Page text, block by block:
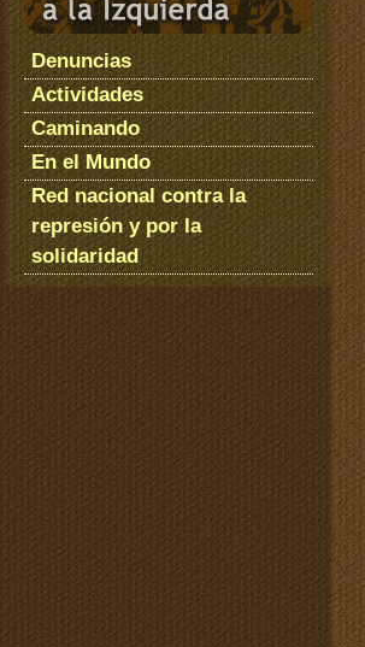
Denuncias
Actividades
Caminando
En el Mundo
Red nacional contra la
represión y por la
solidaridad